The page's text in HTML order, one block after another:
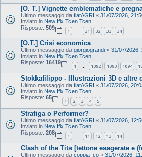
[O. T.] Vignette emblematiche e
Ultimo messaggio da fiatAGRI « 31/07/2026,
Inviato in New Ifix Tcen Tcen
Risposte: 509
1 31 32 33 34
[O.T.] Crisi economica
Ultimo messaggio da giorgiograndi « 31/07/2026,
Inviato in New Ifix Tcen Tcen
Risposte: 16419
1 … 1092 1093 1094
Stokkafilippo - Illustrazioni 3D e altre
Ultimo messaggio da fiatAGRI « 31/07/2026,
Inviato in New Ifix Tcen Tcen
Risposte: 65
1 2 3 4 5
Strafiga o Performer?
Ultimo messaggio da fiatAGRI « 31/07/2026,
Inviato in New Ifix Tcen Tcen
Risposte: 208
1 11 12 13 14
Clash of the Tits [tettone esagerate e
Ultimo messaggio da coppia_co « 31/07/2026,